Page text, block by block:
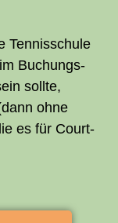
Ten­nis­schu­le
Buchungs­
soll­te,
ohne
es für Court­